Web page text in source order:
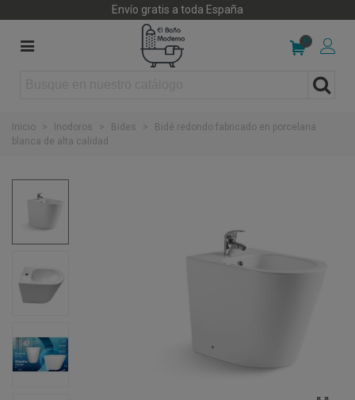
Envío gratis a toda España
0
Inicio > Inodoros > Bides >
Bidé redondo fabricado en porcelana
blanca de alta calidad